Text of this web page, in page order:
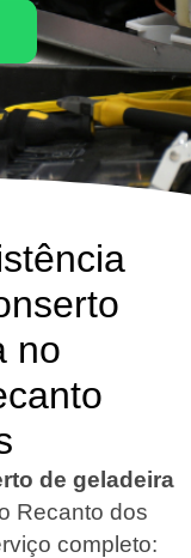
no
de geladeira
Recanto dos
completo: